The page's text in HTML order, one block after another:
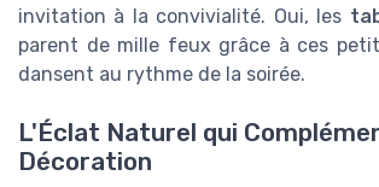
invitation à la convivialité. Oui, les
parent de mille feux grâce à ces
dansent au rythme de la soirée.
L'Éclat Naturel qui
Décoration